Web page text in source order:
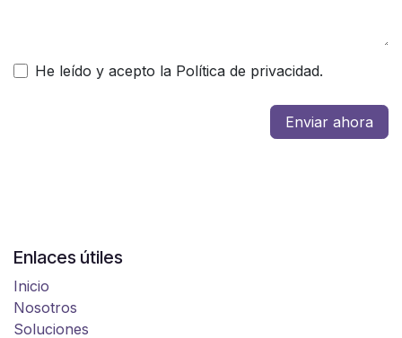
He leído y acepto la Política de privacidad.
Enviar ahora
Enlaces útiles
Inicio
Nosotros
Soluciones